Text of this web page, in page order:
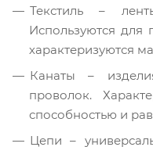
Текстиль –
Используются для
характеризуются
Канаты –
проволок.
способностью и
Цепи –